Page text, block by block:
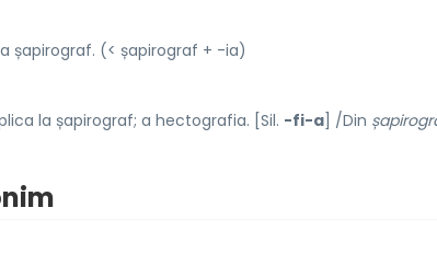
șapirograf. (< șapirograf + -ia)
la șapirograf; a hectografia. [Sil. -fi-a] /Din